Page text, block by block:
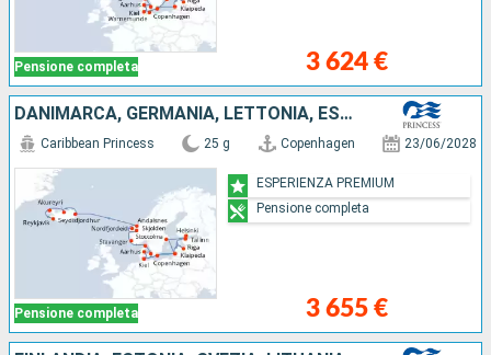
Pensione completa 3 624 €
DANIMARCA, GERMANIA, LETTONIA, ESTONIA, FINLANDIA, SVEZIA, LITUANIA, NORVEGIA, ISLANDA
Pensione completa
Caribbean Princess 25 g Copenhagen 23/06/2028
3 655 €
ESPERIENZA PREMIUM
Pensione completa